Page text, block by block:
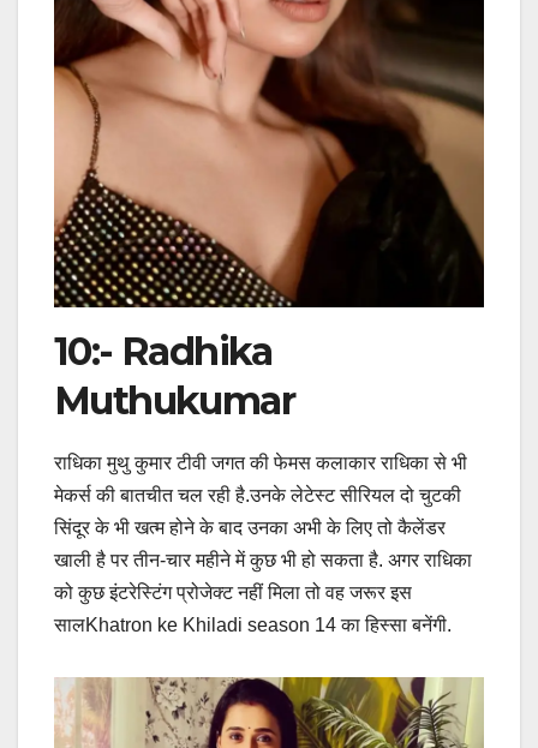
10:- Radhika
Muthukumar
राधिका मुथु कुमार टीवी जगत की फेमस कलाकार राधिका से भी
मेकर्स की बातचीत चल रही है.उनके लेटेस्ट सीरियल दो चुटकी
सिंदूर के भी खत्म होने के बाद उनका अभी के लिए तो कैलेंडर
खाली है पर तीन-चार महीने में कुछ भी हो सकता है. अगर राधिका
को कुछ इंटरेस्टिंग प्रोजेक्ट नहीं मिला तो वह जरूर इस
सालKhatron ke Khiladi season 14 का हिस्सा बनेंगी.